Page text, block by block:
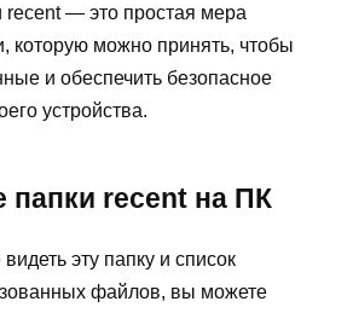
recent — это простая мера
которую можно принять, чтобы
и обеспечить безопасное
устройства.
папки recent на ПК
эту папку и список
файлов, вы можете